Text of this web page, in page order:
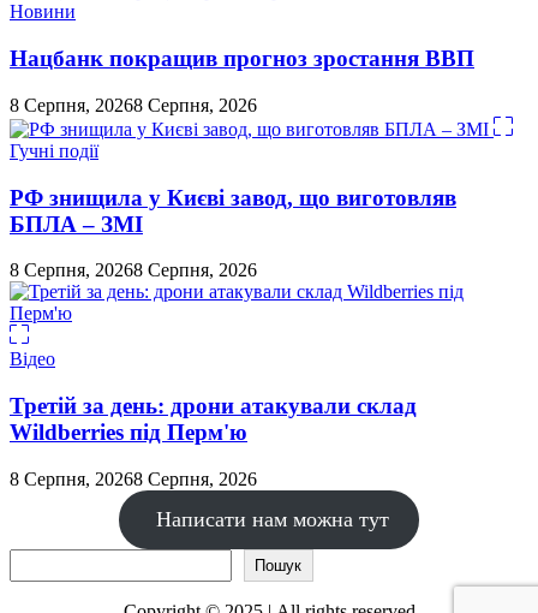
Новини
Нацбанк покращив прогноз зростання ВВП
8 Серпня, 20268 Серпня, 2026
Гучні події
РФ знищила у Києві завод, що виготовляв
БПЛА – ЗМІ
8 Серпня, 20268 Серпня, 2026
Відео
Третій за день: дрони атакували склад
Wildberries під Перм'ю
8 Серпня, 20268 Серпня, 2026
Написати нам можна тут
Пошук